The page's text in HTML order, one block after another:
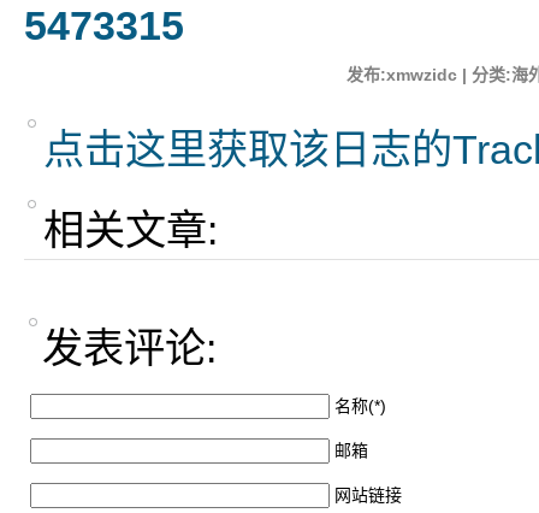
5473315
发布:xmwzidc | 分类:海
点击这里获取该日志的
相关文章:
发表评论:
名称(*)
邮箱
网站链接